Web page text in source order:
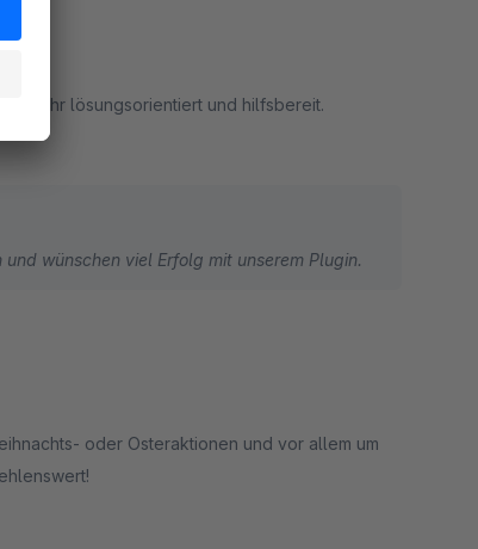
sehr lösungsorientiert und hilfsbereit.
wünschen viel Erfolg mit unserem Plugin.
oder Osteraktionen und vor allem um